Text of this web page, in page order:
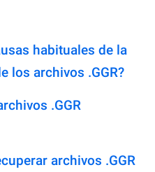
habituales de la
los archivos .GGR?
.GGR
archivos .GGR